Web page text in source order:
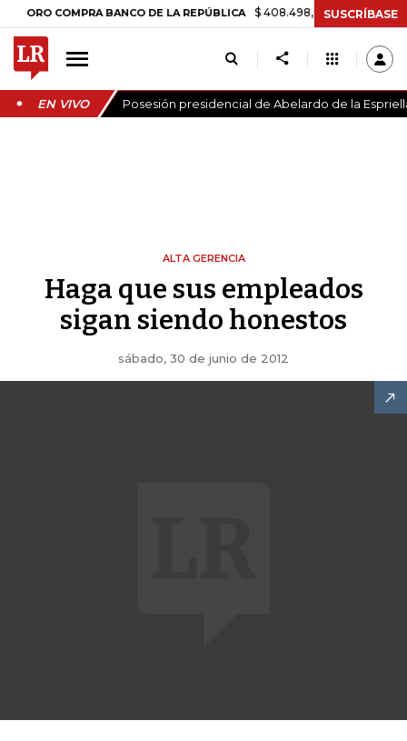
COMPRA BANCO DE LA REPÚBLICA $ 408.498,97 +$ 8.753,81
SUSCRÍBASE
EN VIVO Posesión presidencial de Abelardo de la
ALTA GERENCIA
Haga que sus empleados
sigan siendo honestos
sábado, 30 de junio de 2012